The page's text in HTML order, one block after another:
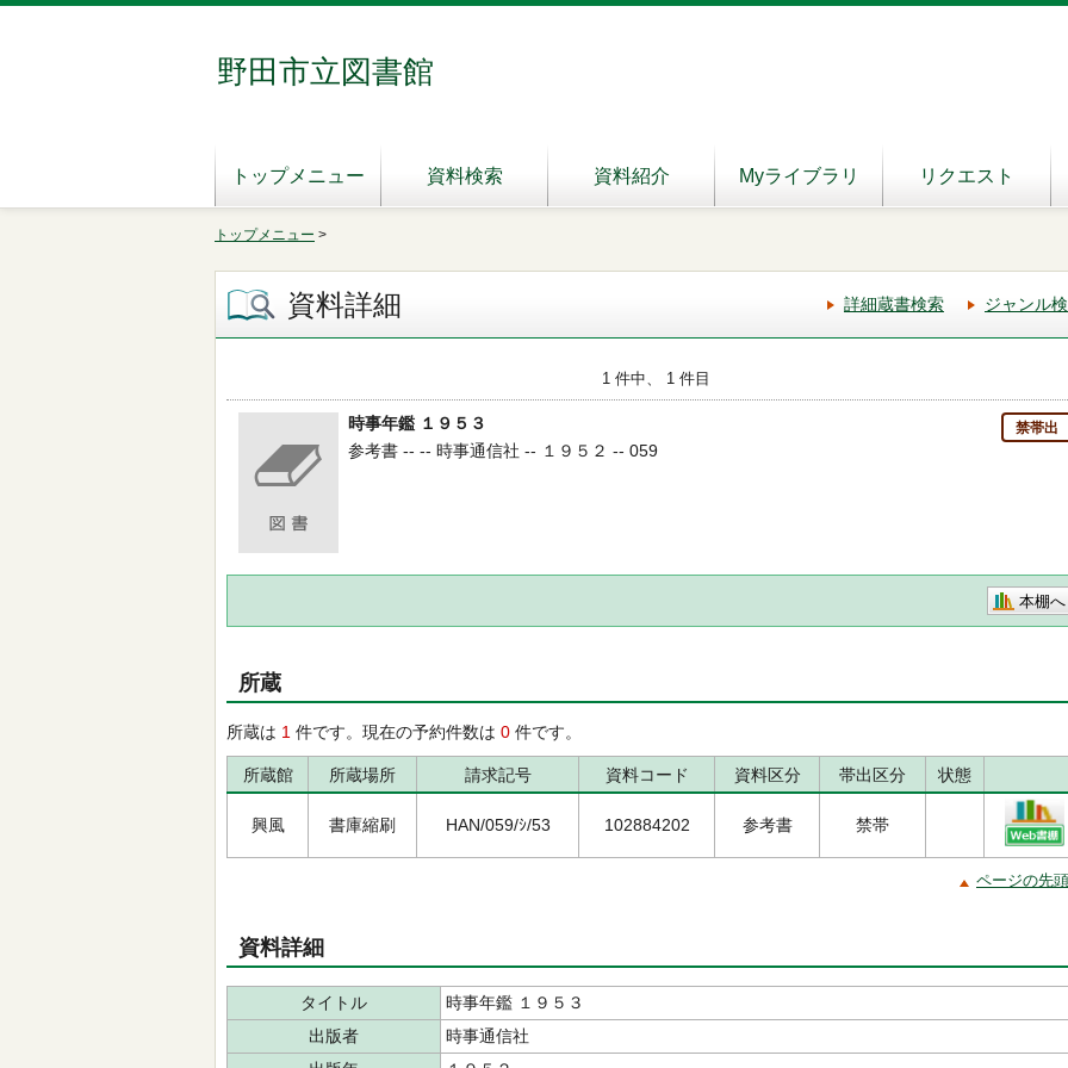
野田市立図書館
トップメニュー 資料検索 資料紹介 Myライブラリ リクエスト
トップメニュー >
資料詳細 詳細蔵書検索 ジャンル
1 件中、 1 件目
時事年鑑 １９５３ 禁帯出
参考書 -- -- 時事通信社 -- １９５２ -- 059
本棚へ
所蔵
所蔵は 1 件です。現在の予約件数は 0 件です。
所蔵館 所蔵場所 請求記号 資料コード 資料区分 帯出区分 状態
興風 書庫縮刷 HAN/059/ｼ/53 102884202 参考書 禁帯
ページの先
資料詳細
タイトル
時事年鑑 １９５３
出版者
時事通信社